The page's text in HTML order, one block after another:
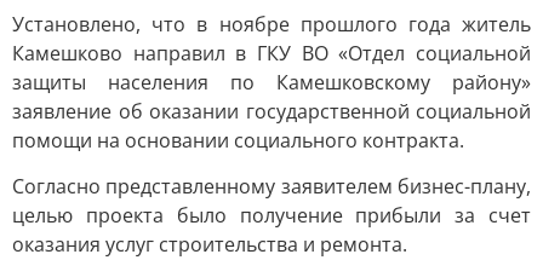
Установлено, что в ноябре прошлого года житель
Камешково направил в ГКУ ВО «Отдел социальной
защиты населения по Камешковскому району»
заявление об оказании государственной социальной
помощи на основании социального контракта.
Согласно представленному заявителем бизнес-плану,
целью проекта было получение прибыли за счет
оказания услуг строительства и ремонта.